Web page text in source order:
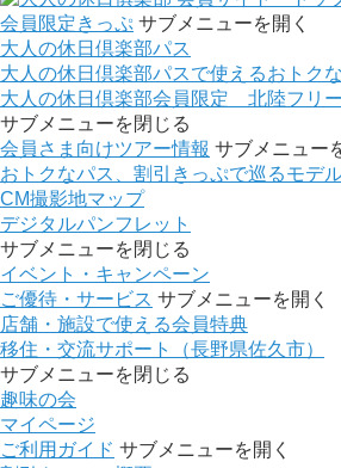
会員限定きっぷ サブメニューを開く
大人の休日倶楽部パス
大人の休日倶楽部パスで使えるおトク
大人の休日倶楽部会員限定 北陸フリ
サブメニューを閉じる
会員さま向けツアー情報 サブメニュー
おトクなパス、割引きっぷで巡るモデ
CM撮影地マップ
デジタルパンフレット
サブメニューを閉じる
イベント・キャンペーン
ご優待・サービス サブメニューを開く
店舗・施設で使える会員特典
移住・交流サポート（長野県佐久市）
サブメニューを閉じる
趣味の会
マイページ
ご利用ガイド サブメニューを開く